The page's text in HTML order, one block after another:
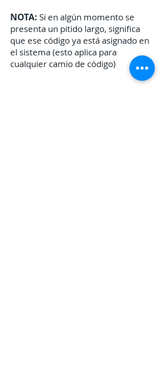
NOTA: Si en algún momento se
presenta un pitido largo, significa
que ese código ya está asignado en
el sistema (esto aplica para
cualquier camio de código)